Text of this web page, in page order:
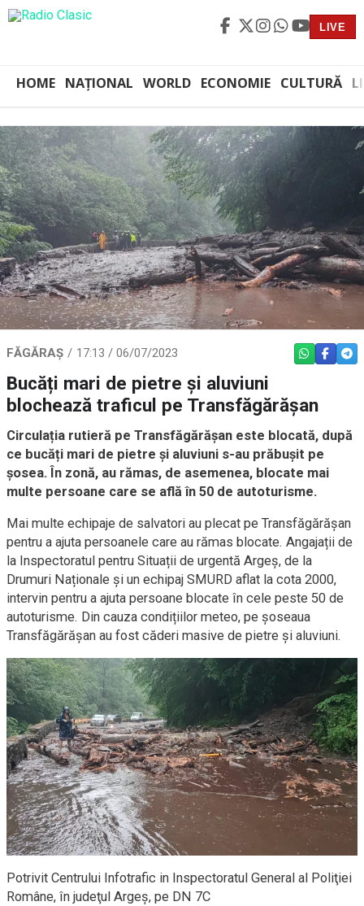
LIVE
HOME NAȚIONAL WORLD ECONOMIE CULTURĂ
FĂGĂRAȘ 17:13 / 06/07/2023 WHATSAPP
Bucăți mari de pietre și aluviuni
blochează traficul pe Transfăgărășan
Circulația rutieră pe Transfăgărășan este blocată, după
ce bucăți mari de pietre și aluviuni s-au prăbușit pe
șosea. În zonă, au rămas, de asemenea, blocate mai
multe persoane care se află în 50 de autoturisme.
Mai multe echipaje de salvatori au plecat pe Transfăgărășan
pentru a ajuta persoanele care au rămas blocate. Angajații de
la Inspectoratul pentru Situații de urgentă Argeș, de la
Drumuri Naționale și un echipaj SMURD aflat la cota 2000,
intervin pentru a ajuta persoane blocate în cele peste 50 de
autoturisme. Din cauza condițiilor meteo, pe șoseaua
Transfăgărășan au fost căderi masive de pietre și aluviuni.
Potrivit Centrului Infotrafic in Inspectoratul General al Poliţiei
Române, în judeţul Argeş, pe DN 7C